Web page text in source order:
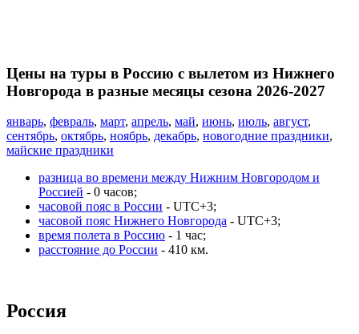
Цены на туры в Россию с вылетом из Нижнего
Новгорода в разные месяцы сезона 2026-2027
январь, февраль, март, апрель, май, июнь, июль, август,
сентябрь, октябрь, ноябрь, декабрь, новогодние праздники,
майские праздники
разница во времени между Нижним Новгородом и
Россией - 0 часов;
часовой пояс в России - UTC+3;
часовой пояс Нижнего Новгорода - UTC+3;
время полета в Россию - 1 час;
расстояние до России - 410 км.
Россия